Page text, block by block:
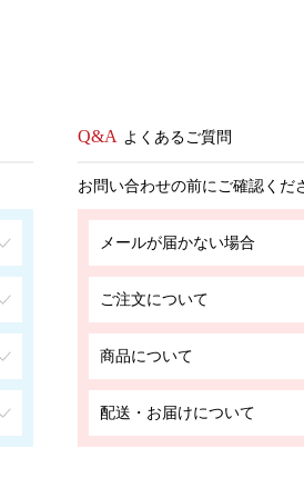
よくあるご質問
お問い合わせの前にご確認くだ
メールが届かない場合
ご注文について
商品について
配送・お届けについて